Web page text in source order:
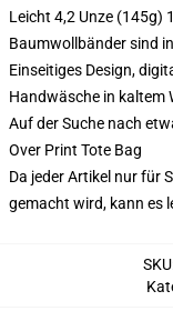
Leicht 4,2 Unze (145g)
Baumwollbänder sind
Einseitiges Design,
Handwäsche in kaltem
Auf der Suche nach
Over Print Tote Bag
Da jeder Artikel nur für
gemacht wird, kann es
SKU